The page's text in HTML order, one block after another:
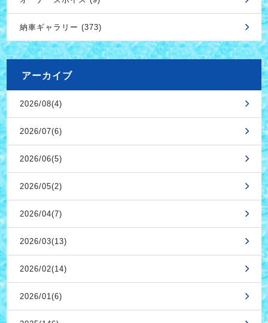
納車ギャラリー (373)
アーカイブ
2026/08(4)
2026/07(6)
2026/06(5)
2026/05(2)
2026/04(7)
2026/03(13)
2026/02(14)
2026/01(6)